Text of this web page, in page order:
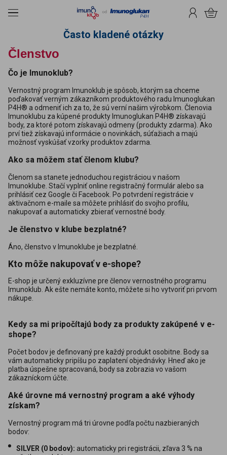
na obsah
Menu Prihlásenie
Košík
Často kladené otázky
Členstvo
Čo je Imunoklub?
Vernostný program Imunoklub je spôsob, ktorým sa chceme
poďakovať verným zákazníkom produktového radu Imunoglukan
P4H® a odmeniť ich za to, že sú verní našim výrobkom. Členovia
Imunoklubu za kúpené produkty Imunoglukan P4H® získavajú
body, za ktoré potom získavajú odmeny (produkty zdarma). Ako
prví tiež získavajú informácie o novinkách, súťažiach a majú
možnosť vyskúšať vzorky produktov zdarma.
Ako sa môžem stať členom klubu?
Členom sa stanete jednoduchou registráciou v našom
Imunoklube. Stačí vyplniť online registračný formulár alebo sa
prihlásiť cez Google či Facebook. Po potvrdení registrácie v
aktivačnom e-maile sa môžete prihlásiť do svojho profilu,
nakupovať a automaticky zbierať vernostné body.
Je členstvo v klube bezplatné?
Áno, členstvo v Imunoklube je bezplatné.
Kto môže nakupovať v e-shope?
E-shop je určený exkluzívne pre členov vernostného programu
Imunoklub. Ak ešte nemáte konto, môžete si ho vytvoriť pri prvom
nákupe.
Kedy sa mi pripočítajú body za produkty zakúpené v e-
shope?
Počet bodov je definovaný pre každý produkt osobitne. Body sa
vám automaticky pripíšu po zaplatení objednávky. Hneď ako je
platba úspešne spracovaná, body sa zobrazia vo vašom
zákazníckom účte.
Aké úrovne má vernostný program a aké výhody
získam?
Vernostný program má tri úrovne podľa počtu nazbieraných
bodov:
SILVER (0 bodov): automaticky pri registrácii, zľava 3 % na